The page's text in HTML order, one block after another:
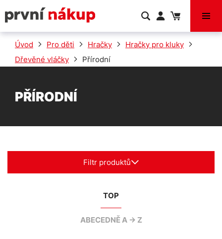
VÝPRODEJ
Úvod Pro děti Hračky
Hračky pro kluky
Dřevěné vláčky
Přírodní
PŘÍRODNÍ
Filtr produktů
TOP
ABECEDNĚ A -> Z